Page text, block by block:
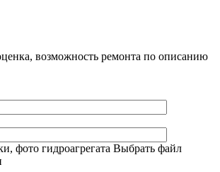
возможность ремонта по описанию
фото гидроагрегата Выбрать файл